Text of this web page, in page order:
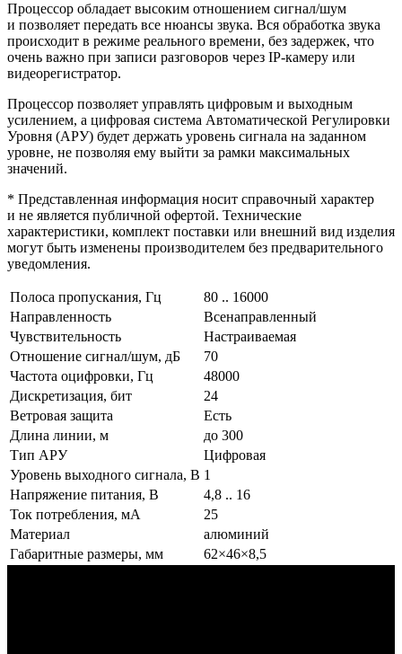
Процессор обладает высоким отношением сигнал/шум
и позволяет передать все нюансы звука. Вся обработка звука
происходит в режиме реального времени, без задержек, что
очень важно при записи разговоров через IP-камеру или
видеорегистратор.
Процессор позволяет управлять цифровым и выходным
усилением, а цифровая система Автоматической Регулировки
Уровня (АРУ) будет держать уровень сигнала на заданном
уровне, не позволяя ему выйти за рамки максимальных
значений.
* Представленная информация носит справочный характер
и не является публичной офертой. Технические
характеристики, комплект поставки или внешний вид изделия
могут быть изменены производителем без предварительного
уведомления.
Полоса пропускания, Гц
80 .. 16000
Направленность
Всенаправленный
Чувствительность
Настраиваемая
Отношение сигнал/шум, дБ
70
Частота оцифровки, Гц
48000
Дискретизация, бит
24
Ветровая защита
Есть
Длина линии, м
до 300
Тип АРУ
Цифровая
Уровень выходного сигнала, В 1
Напряжение питания, В
4,8 .. 16
Ток потребления, мА
25
Материал
алюминий
Габаритные размеры, мм
62×46×8,5